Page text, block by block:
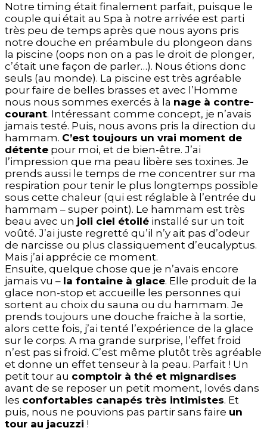
Notre timing était finalement parfait, puisque le
couple qui était au Spa à notre arrivée est parti
très peu de temps après que nous ayons pris
notre douche en préambule du plongeon dans
la piscine (oops non on a pas le droit de plonger,
c’était une façon de parler…). Nous étions donc
seuls (au monde). La piscine est très agréable
pour faire de belles brasses et avec l’Homme
nous nous sommes exercés à la nage à contre-
courant. Intéressant comme concept, je n’avais
jamais testé. Puis, nous avons pris la direction du
hammam. C’est toujours un vrai moment de
détente pour moi, et de bien-être. J’ai
l’impression que ma peau libère ses toxines. Je
prends aussi le temps de me concentrer sur ma
respiration pour tenir le plus longtemps possible
sous cette chaleur (qui est réglable à l’entrée du
hammam – super point). Le hammam est très
beau avec un joli ciel étoilé installé sur un toit
voûté. J’ai juste regretté qu’il n’y ait pas d’odeur
de narcisse ou plus classiquement d’eucalyptus.
Mais j’ai apprécie ce moment.
Ensuite, quelque chose que je n’avais encore
jamais vu – la fontaine à glace. Elle produit de la
glace non-stop et accueille les personnes qui
sortent au choix du sauna ou du hammam. Je
prends toujours une douche fraiche à la sortie,
alors cette fois, j’ai tenté l’expérience de la glace
sur le corps. A ma grande surprise, l’effet froid
n’est pas si froid. C’est même plutôt très agréable
et donne un effet tenseur à la peau. Parfait ! Un
petit tour au comptoir à thé et mignardises
avant de se reposer un petit moment, lovés dans
les confortables canapés très intimistes. Et
puis, nous ne pouvions pas partir sans faire un
tour au jacuzzi !